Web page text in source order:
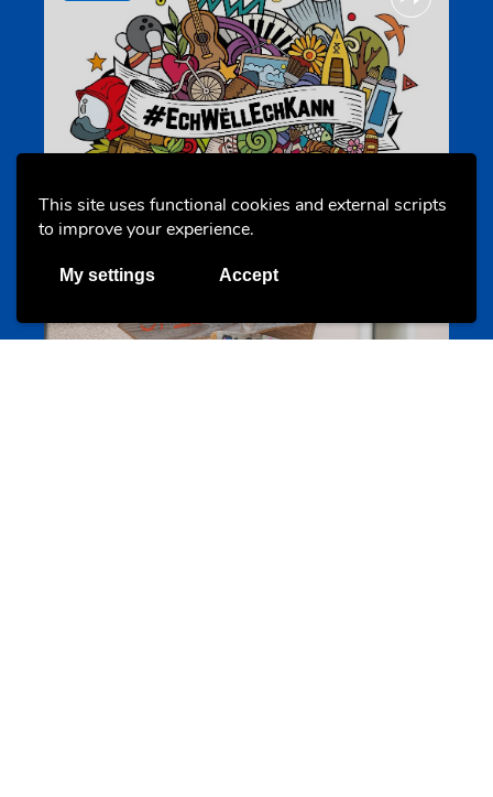
This site uses functional cookies and external scripts
to improve your experience.
My settings Accept
echwellechkann.lu
Offres & Initiatives